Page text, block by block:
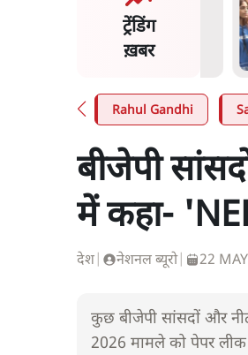
ट्रेंडिंग
ख़बर
पर आक्रामकता न दिखाए
जेन जी को सुने': SC
Rahul Gandhi
बीजेपी
में कहा-
देश नेशनल ब्यूरो| 22
कुछ बीजेपी सांसदों और
2026 मामले को पेपर लीक